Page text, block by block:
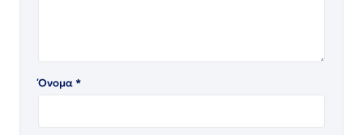
Όνομα*